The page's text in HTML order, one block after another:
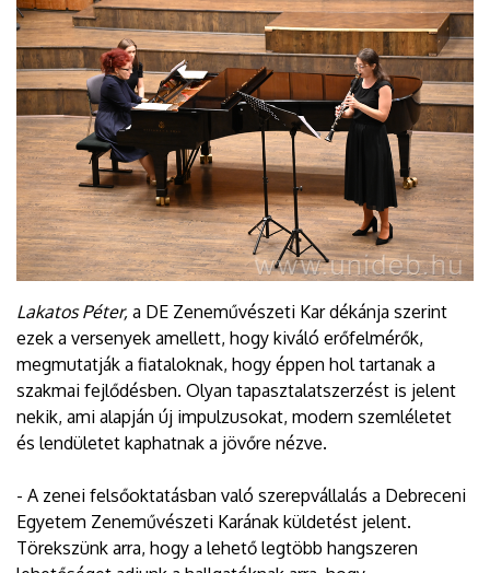
Lakatos Péter, a DE Zeneművészeti Kar dékánja szerint
ezek a versenyek amellett, hogy kiváló erőfelmérők,
megmutatják a fiataloknak, hogy éppen hol tartanak a
szakmai fejlődésben. Olyan tapasztalatszerzést is jelent
nekik, ami alapján új impulzusokat, modern szemléletet
és lendületet kaphatnak a jövőre nézve.
- A zenei felsőoktatásban való szerepvállalás a Debreceni
Egyetem Zeneművészeti Karának küldetést jelent.
Törekszünk arra, hogy a lehető legtöbb hangszeren